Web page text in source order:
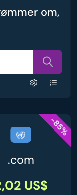
om,
-85%
.com
US$